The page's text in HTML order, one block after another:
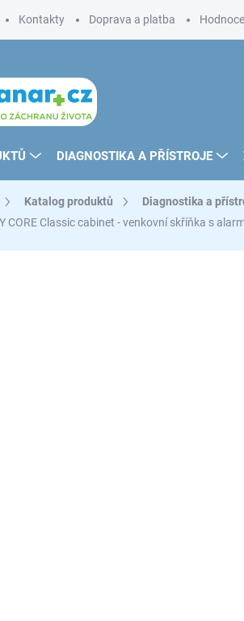
Kontakty Doprava a platba
DIAGNOSTIKA A PŘÍSTROJE
Katalog produktů Diagnostika a
CORE Classic cabinet - venkovní skříňka s